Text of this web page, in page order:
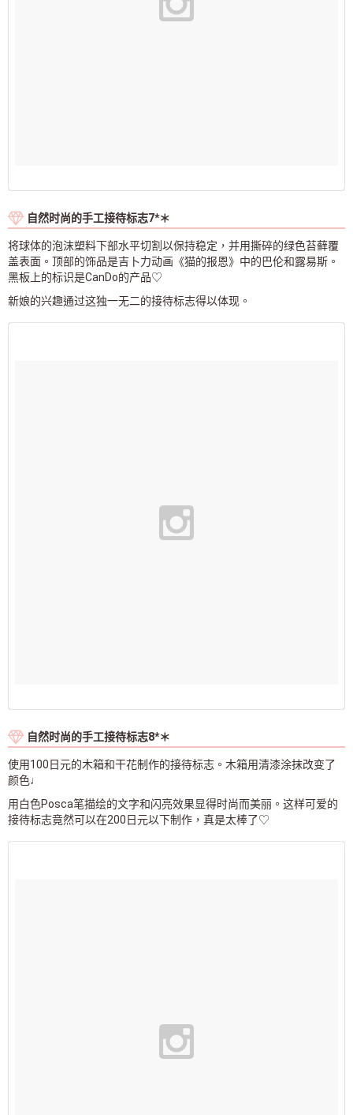
自然时尚的手工接待标志7*＊
将球体的泡沫塑料下部水平切割以保持稳定，并用撕碎的绿色苔藓覆
盖表面。顶部的饰品是吉卜力动画《猫的报恩》中的巴伦和露易斯。
黑板上的标识是CanDo的产品♡
新娘的兴趣通过这独一无二的接待标志得以体现。
自然时尚的手工接待标志8*＊
使用100日元的木箱和干花制作的接待标志。木箱用清漆涂抹改变了
颜色♩
用白色Posca笔描绘的文字和闪亮效果显得时尚而美丽。这样可爱的
接待标志竟然可以在200日元以下制作，真是太棒了♡